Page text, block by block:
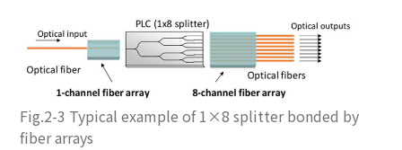
Fig.2-3 Typical example of 1×8 splitter bonded by
fiber arrays